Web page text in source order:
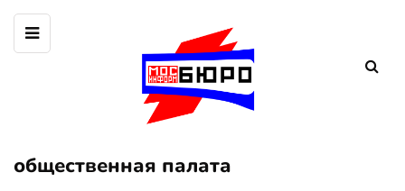
общественная палата